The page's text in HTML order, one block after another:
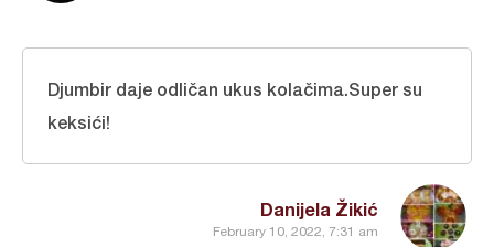
Danijela Žikić
February 10, 2022, 7:31 am
Djumbir daje odličan ukus kolačima.Super su
keksići!